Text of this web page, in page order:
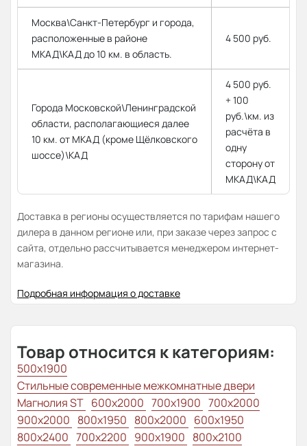
Москва\Санкт-Петербург и города,
расположенные в районе
МКАД\КАД до 10 км. в область.
4 500 руб.
Города Московской\Ленинградской
области, располагающиеся далее
10 км. от МКАД (кроме Щёлковского
шоссе)\КАД
4 500 руб.
+ 100
руб.\км. из
расчёта в
одну
сторону от
МКАД\КАД
Доставка в регионы осуществляется по тарифам нашего
дилера в данном регионе или, при заказе через запрос с
сайта, отдельно рассчитывается менеджером интернет-
магазина.
Подробная информация о доставке
Товар относится к категориям:
500x1900
Стильные современные межкомнатные двери
Магнолия ST 600x2000 700x1900 700x2000
900x2000 800х1950 800x2000 600x1950
800x2400 700x2200 900x1900 800x2100